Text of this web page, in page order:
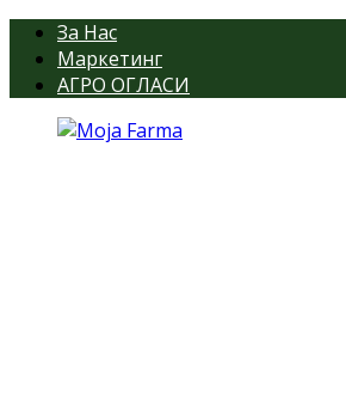
За Нас
Маркетинг
АГРО ОГЛАСИ